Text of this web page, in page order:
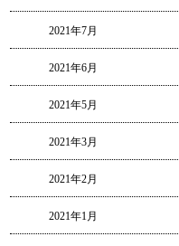
2021年7月
2021年6月
2021年5月
2021年3月
2021年2月
2021年1月